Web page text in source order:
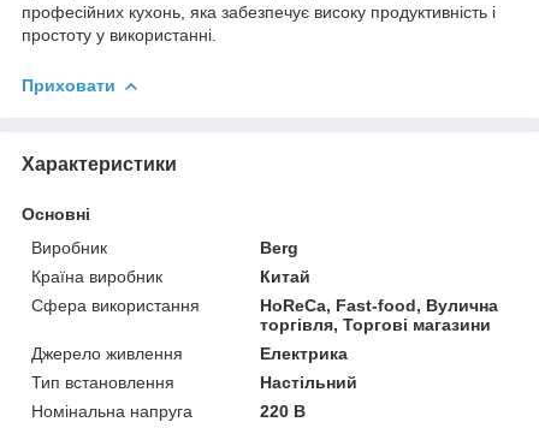
професійних кухонь, яка забезпечує високу продуктивність і
простоту у використанні.
Приховати
Характеристики
Основні
Виробник
Berg
Країна виробник
Китай
Сфера використання
HoReCa, Fast-food, Вулична
торгівля, Торгові магазини
Джерело живлення
Електрика
Тип встановлення
Настільний
Номінальна напруга
220 В